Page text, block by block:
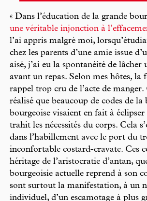
« Dans l’éducation de la grande
une véritable injonction à
l’ai appris malgré moi,
chez les parents d’une amie issue
aisé, j’ai eu la spontanéité de lâcher
avant un repas. Selon mes hôtes,
rappel trop cru de l’acte de
réalisé que beaucoup de codes de la
bourgeoise visaient en fait à
trahit les nécessités du corps. Cela
dans l’habillement avec le port du
inconfortable costard-cravate. Ces
héritage de l’aristocratie d’antan,
bourgeoisie actuelle reprend à son
sont surtout la manifestation, à un
individuel, d’un escamotage à plus